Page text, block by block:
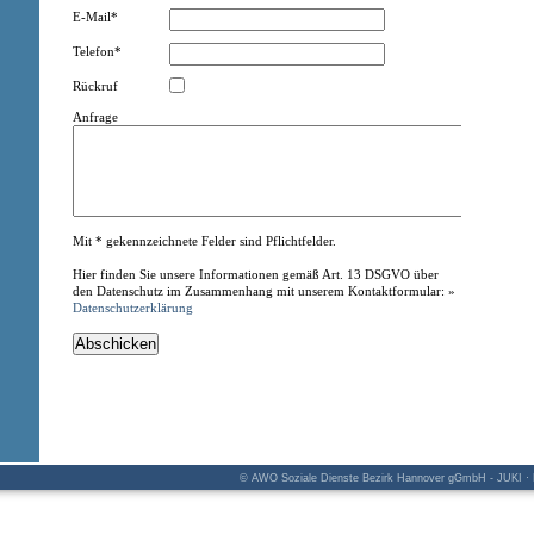
E-Mail*
Telefon*
Rückruf
Anfrage
Mit * gekennzeichnete Felder sind Pflichtfelder.
Hier finden Sie unsere Informationen gemäß Art. 13 DSGVO über
den Datenschutz im Zusammenhang mit unserem Kontaktformular: »
Datenschutzerklärung
© AWO Soziale Dienste Bezirk Hannover gGmbH - JUKI ·